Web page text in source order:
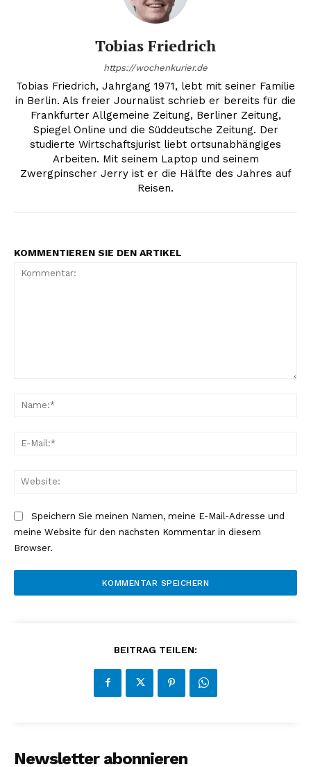
Tobias Friedrich
https://wochenkurier.de
Tobias Friedrich, Jahrgang 1971, lebt mit seiner Familie
in Berlin. Als freier Journalist schrieb er bereits für die
Frankfurter Allgemeine Zeitung, Berliner Zeitung,
Spiegel Online und die Süddeutsche Zeitung. Der
studierte Wirtschaftsjurist liebt ortsunabhängiges
Arbeiten. Mit seinem Laptop und seinem
Zwergpinscher Jerry ist er die Hälfte des Jahres auf
Reisen.
KOMMENTIEREN SIE DEN ARTIKEL
Speichern Sie meinen Namen, meine E-Mail-Adresse und
meine Website für den nächsten Kommentar in diesem
Browser.
BEITRAG TEILEN:
Newsletter abonnieren